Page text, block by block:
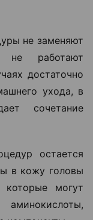
не заменяют
не работают
достаточно
ухода, в
сочетание
остается
в кожу головы
которые могут